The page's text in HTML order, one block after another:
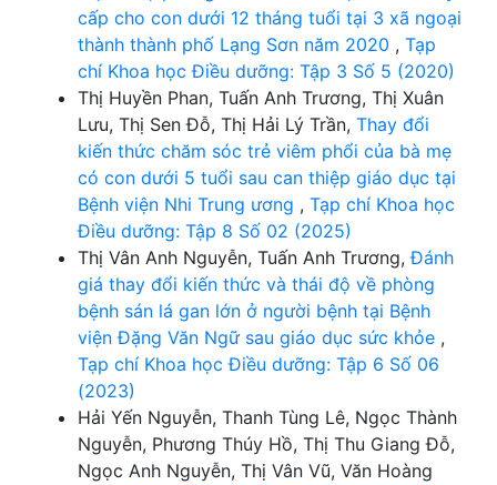
cấp cho con dưới 12 tháng tuổi tại 3 xã ngoại
thành thành phố Lạng Sơn năm 2020 , Tạp
chí Khoa học Điều dưỡng: Tập 3 Số 5 (2020)
Thị Huyền Phan, Tuấn Anh Trương, Thị Xuân
Lưu, Thị Sen Đỗ, Thị Hải Lý Trần, Thay đổi
kiến thức chăm sóc trẻ viêm phổi của bà mẹ
có con dưới 5 tuổi sau can thiệp giáo dục tại
Bệnh viện Nhi Trung ương , Tạp chí Khoa học
Điều dưỡng: Tập 8 Số 02 (2025)
Thị Vân Anh Nguyễn, Tuấn Anh Trương,Đánh
giá thay đổi kiến thức và thái độ về phòng
bệnh sán lá gan lớn ở người bệnh tại Bệnh
viện Đặng Văn Ngữ sau giáo dục sức khỏe ,
Tạp chí Khoa học Điều dưỡng: Tập 6 Số 06
(2023)
Hải Yến Nguyễn, Thanh Tùng Lê, Ngọc Thành
Nguyễn, Phương Thúy Hồ, Thị Thu Giang Đỗ,
Ngọc Anh Nguyễn, Thị Vân Vũ, Văn Hoàng